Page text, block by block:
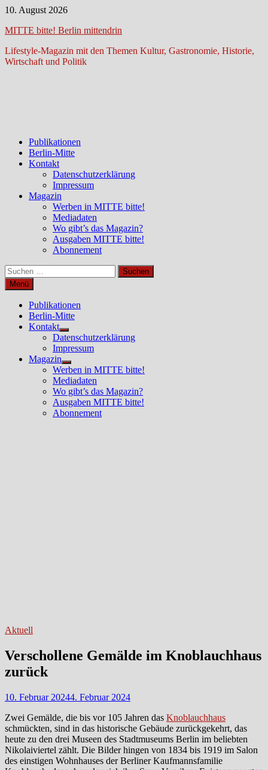
Zum
springen
10. August 2026
MITTE bitte! Berlin mittendrin
Lifestyle-Magazin mit den Themen Kultur, Gastronomie, Historie,
Wirtschaft und Politik
Publikationen
Berlin-Mitte
Kontakt
Datenschutzerklärung
Impressum
Magazin
Werben in MITTE bitte!
Mediadaten
Wo gibt’s das Magazin?
Ausgaben MITTE bitte!
Abonnement
Suchen
nach:
Menü
Publikationen
Berlin-Mitte
Kontakt
Untermenü
anzeigen
Datenschutzerklärung
Impressum
Magazin
Untermenü
anzeigen
Werben in MITTE bitte!
Mediadaten
Wo gibt’s das Magazin?
Ausgaben MITTE bitte!
Abonnement
Aktuell
Verschollene Gemälde im Knoblauchhaus
zurück
10. Februar 20244. Februar 2024
Zwei Gemälde, die bis vor 105 Jahren das Knoblauchhaus
schmückten, sind in das historische Gebäude zurückgekehrt, das
heute zu den drei Museen des Stadtmuseums Berlin im beliebten
Nikolaiviertel zählt. Die Bilder hingen von 1834 bis 1919 im Salon
des einstigen Wohnhauses der Berliner Kaufmannsfamilie